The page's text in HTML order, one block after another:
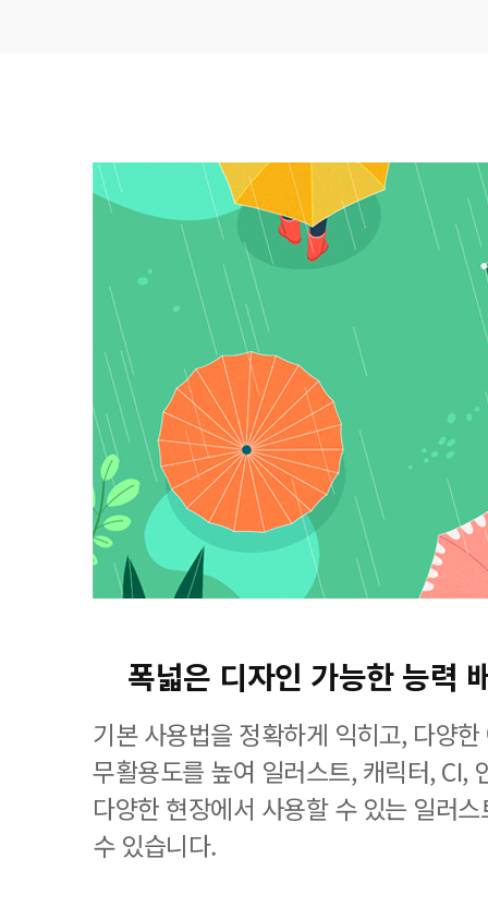
폭넓은 디자인 가능한 능력
기본 사용법을 정확하게 익히고, 다양
무활용도를 높여 일러스트, 캐릭터, CI,
다양한 현장에서 사용할 수 있는 일러
수 있습니다.